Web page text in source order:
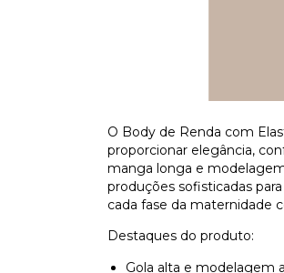
O Body de Renda com
proporcionar elegância,
manga longa e
produções sofisticadas
cada fase da maternidade
Destaques do produto:
Gola alta e modelagem